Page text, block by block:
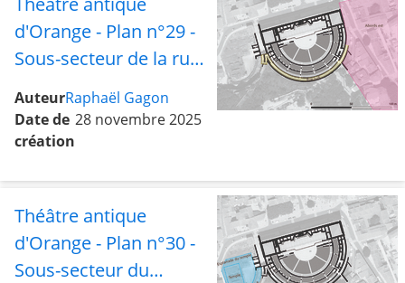
d'Orange - Plan n°29 -
Sous-secteur de la rue
sud avec les abords est
AuteurRaphaël Gagon
Date de
création
28 novembre 2025
Théâtre antique
d'Orange - Plan n°30 -
Sous-secteur du